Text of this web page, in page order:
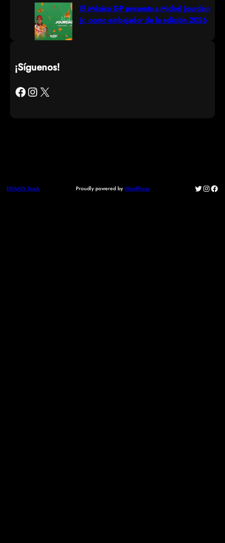
El México GP presenta a Michel Jourdain
Jr. como embajador de la edición 2026
¡Síguenos!
Facebook Instagram X
DNA ON Track Proudly powered by WordPress Twitter